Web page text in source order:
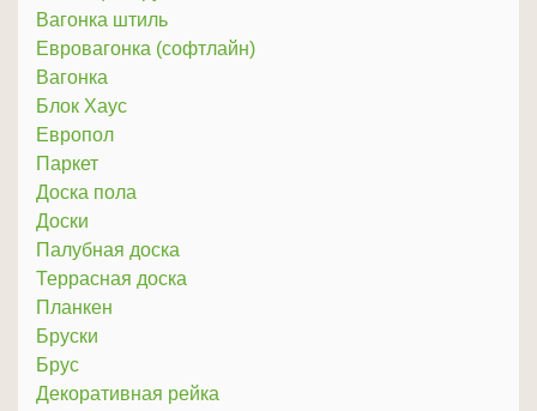
Вагонка штиль
Евровагонка (софтлайн)
Вагонка
Блок Хаус
Европол
Паркет
Доска пола
Доски
Палубная доска
Террасная доска
Планкен
Бруски
Брус
Декоративная рейка